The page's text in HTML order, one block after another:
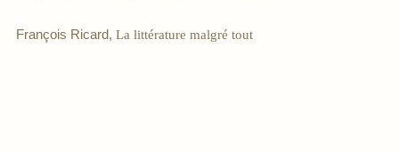
François Ricard, La littérature malgré tout